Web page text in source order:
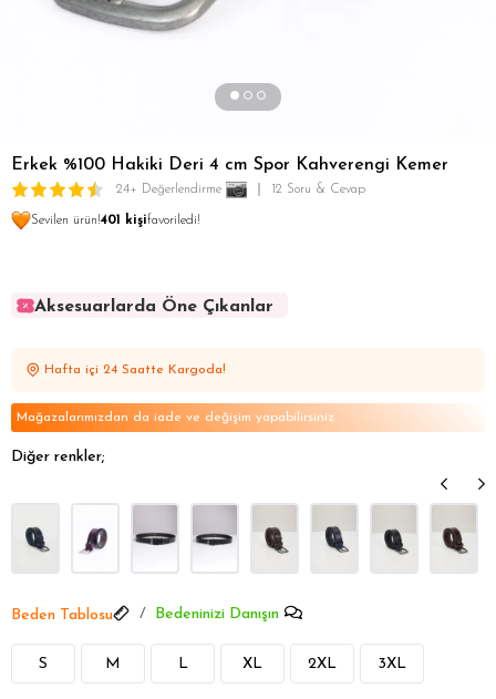
Erkek %100 Hakiki Deri 4 cm Spor Kahverengi Kemer
24+ Değerlendirme 12 Soru & Cevap
Sevilen ürün!401 kişifavoriledi!
Aksesuarlarda Öne Çıkanlar
Aksesuarlarda Öne Çıkanlar
Hafta içi 24 Saatte Kargoda!
Mağazalarımızdan da iade ve değişim yapabilirsiniz
Diğer renkler;
Beden Tablosu Bedeninizi Danışın
S M L XL 2XL 3XL